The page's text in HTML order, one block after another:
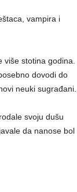
vampira i
stotina godina.
dovodi do
neuki sugrađani.
svoju dušu
da nanose bol